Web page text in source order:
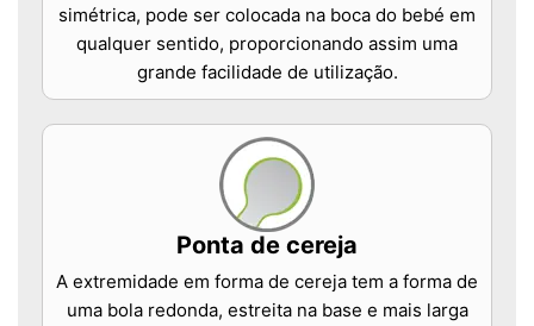
simétrica, pode ser colocada na boca do bebé em
qualquer sentido, proporcionando assim uma
grande facilidade de utilização.
Ponta de cereja
A extremidade em forma de cereja tem a forma de
uma bola redonda, estreita na base e mais larga